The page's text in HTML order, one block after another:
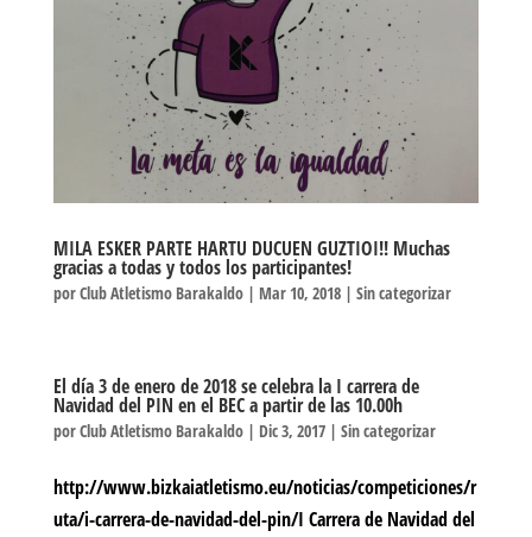
MILA ESKER PARTE HARTU DUCUEN GUZTIOI!! Muchas
gracias a todas y todos los participantes!
porClub Atletismo Barakaldo| Mar 10, 2018| Sin categorizar
El día 3 de enero de 2018 se celebra la I carrera de
Navidad del PIN en el BEC a partir de las 10.00h
porClub Atletismo Barakaldo| Dic 3, 2017| Sin categorizar
http://www.bizkaiatletismo.eu/noticias/competiciones/r
uta/i-carrera-de-navidad-del-pin/I Carrera de Navidad del